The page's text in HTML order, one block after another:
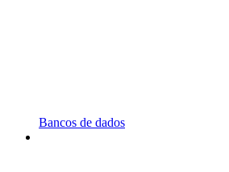
Bancos de dados